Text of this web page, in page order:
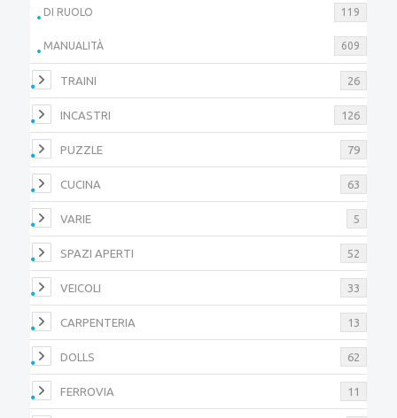
DI RUOLO 119
MANUALITÀ 609
TRAINI 26
INCASTRI 126
PUZZLE 79
CUCINA 63
VARIE 5
SPAZI APERTI 52
VEICOLI 33
CARPENTERIA 13
DOLLS 62
FERROVIA 11